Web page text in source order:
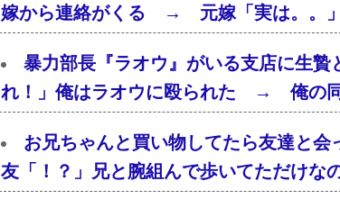
嫁から連絡がくる → 元嫁「実は。。」
暴力部長『ラオウ』がいる支店に生
れ！」俺はラオウに殴られた → 俺の同
お兄ちゃんと買い物してたら友達と
友「！？」兄と腕組んで歩いてただけな